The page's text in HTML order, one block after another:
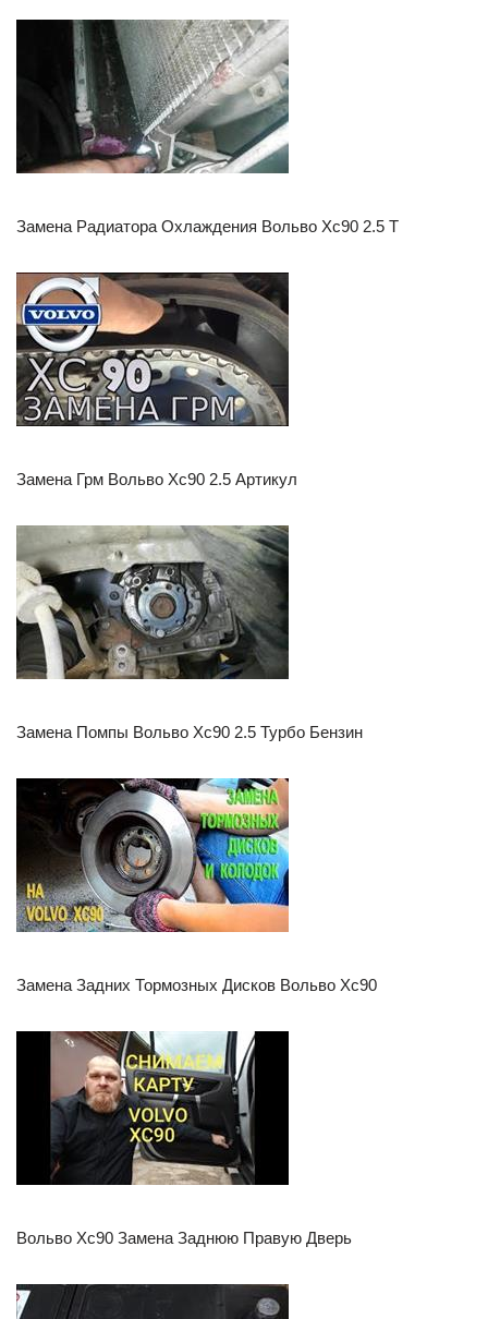
Замена Радиатора Охлаждения Вольво Хс90 2.5 Т
Замена Грм Вольво Хс90 2.5 Артикул
Замена Помпы Вольво Хс90 2.5 Турбо Бензин
Замена Задних Тормозных Дисков Вольво Хс90
Вольво Хс90 Замена Заднюю Правую Дверь